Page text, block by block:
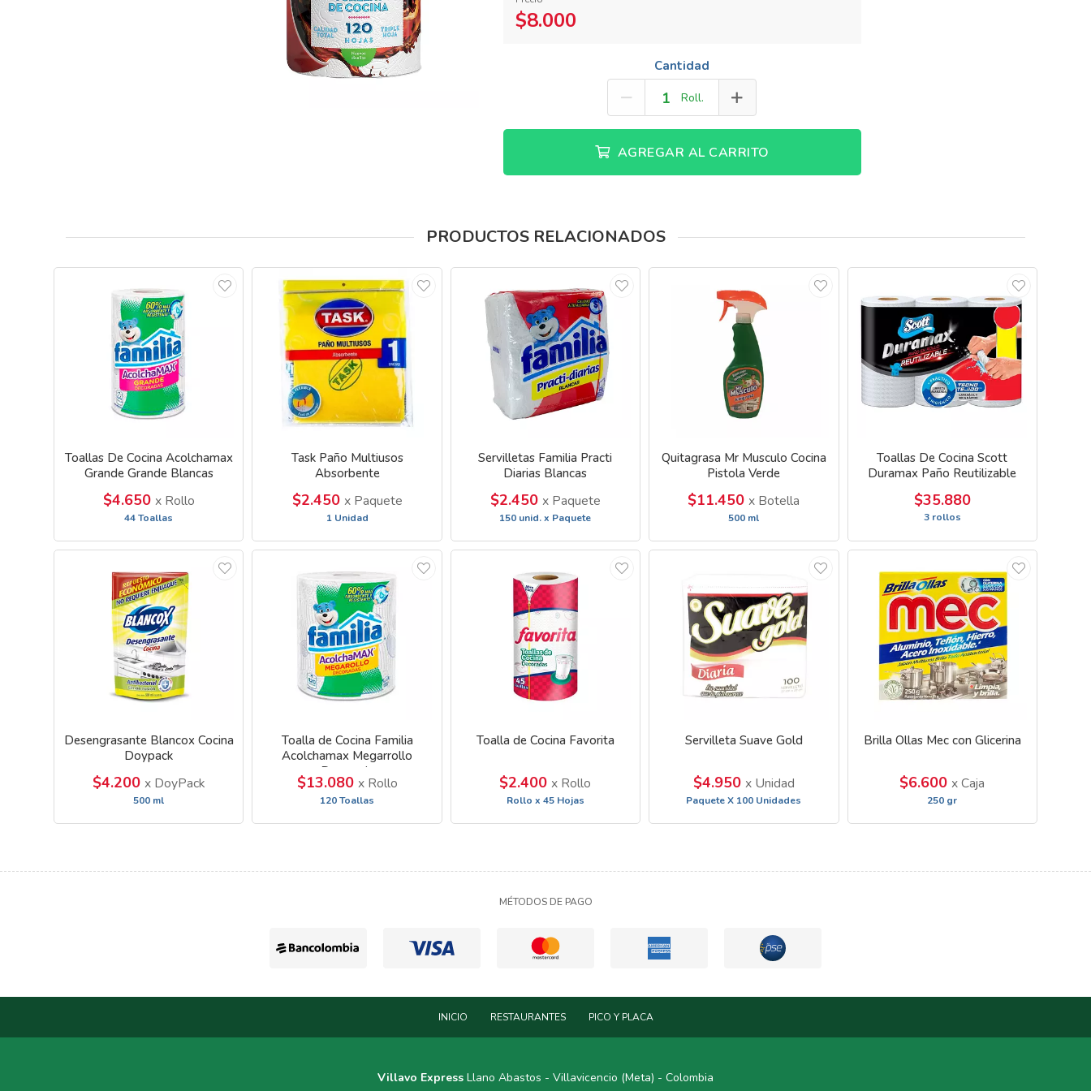
$8.000
Cantidad
Roll.
AGREGAR AL CARRITO
PRODUCTOS RELACIONADOS
Toallas De Cocina Acolchamax
Grande Grande Blancas
$4.650 x Rollo
44 Toallas
Task Paño Multiusos
Absorbente
$2.450 x Paquete
1 Unidad
Servilletas Familia Practi
Diarias Blancas
$2.450 x Paquete
150 unid. x Paquete
Quitagrasa Mr Musculo Cocina
Pistola Verde
$11.450x Botella
500 ml
Toallas De Cocina Scott
Duramax Paño Reutilizable
$35.880
3 rollos
Desengrasante Blancox Cocina
Doypack
$4.200x DoyPack
500 ml
Toalla de Cocina Familia
Acolchamax Megarrollo
Decorada
$13.080 x Rollo
120 Toallas
Toalla de Cocina Favorita
$2.400x Rollo
Rollo x 45 Hojas
Servilleta Suave Gold
$4.950 x Unidad
Paquete X 100 Unidades
Brilla Ollas Mec con Glicerina
$6.600x Caja
250 gr
MÉTODOS DE PAGO
INICIO RESTAURANTES PICO Y PLACA
Villavo Express Llano Abastos - Villavicencio (Meta) - Colombia